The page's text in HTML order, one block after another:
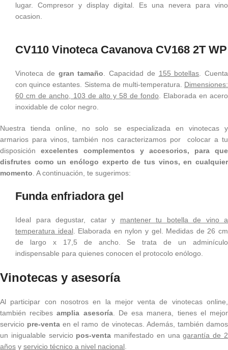
lugar. Compresor y display digital. Es una nevera para vino
ocasion.
CV110 Vinoteca Cavanova CV168 2T WP
Vinoteca de gran tamaño . Capacidad de 155 botellas . Cuenta
con quince estantes. Sistema de multi-temperatura. Dimensiones:
60 cm de ancho, 103 de alto y 58 de fondo . Elaborada en acero
inoxidable de color negro.
Nuestra tienda online, no solo se especializada en vinotecas y
armarios para vinos, también nos caracterizamos por colocar a tu
disposición excelentes complementos y accesorios, para que
disfrutes como un enólogo experto de tus vinos, en cualquier
momento . A continuación, te sugerimos:
Funda enfriadora gel
Ideal para degustar, catar y mantener tu botella de vino a
temperatura ideal. Elaborada en nylon y gel. Medidas de 26 cm
de largo x 17,5 de ancho. Se trata de un adminículo
indispensable para quienes conocen el protocolo enólogo.
Vinotecas y asesoría
Al participar con nosotros en la mejor venta de vinotecas online,
también recibesamplia asesoría. De esa manera, tienes el mejor
servicio pre-venta en el ramo de vinotecas. Además, también damos
un inigualable servicio pos-venta manifestado en unagarantía de 2
años y servicio técnico a nivel nacional